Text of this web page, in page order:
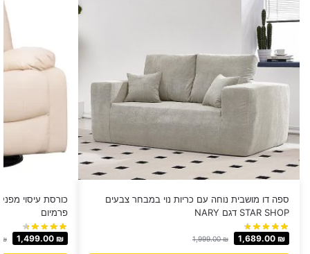
ספה דו מושבית נוחה עם כריות נוי במבחר צבעים
STAR SHOP דגם NARY
1,999.00₪ 1,689.00 ₪
כורסת עיסוי
פרמיום
₪ 1,499.00 ₪